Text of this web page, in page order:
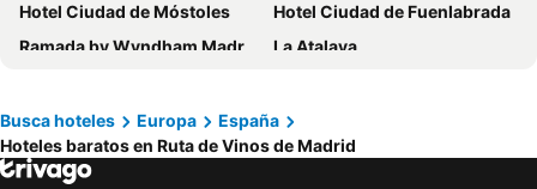
Hotel Ciudad de Móstoles
Hotel Ciudad de Fuenlabrada
Ramada by Wyndham Madrid Getafe
La Atalaya
ibis Madrid Getafe
Hotel Ciudad de Navalcarnero
Hotel Villa Odon
B&B HOTEL Madrid Fuenlabrada
Hotel Dinastia
Busca hoteles Europa
España
Hoteles baratos en Ruta de Vinos de Madrid